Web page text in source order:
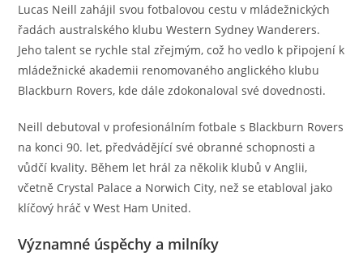
Lucas Neill zahájil svou fotbalovou cestu v mládežnických
řadách australského klubu Western Sydney Wanderers.
Jeho talent se rychle stal zřejmým, což ho vedlo k připojení k
mládežnické akademii renomovaného anglického klubu
Blackburn Rovers, kde dále zdokonaloval své dovednosti.
Neill debutoval v profesionálním fotbale s Blackburn Rovers
na konci 90. let, předvádějící své obranné schopnosti a
vůdčí kvality. Během let hrál za několik klubů v Anglii,
včetně Crystal Palace a Norwich City, než se etabloval jako
klíčový hráč v West Ham United.
Významné úspěchy a milníky